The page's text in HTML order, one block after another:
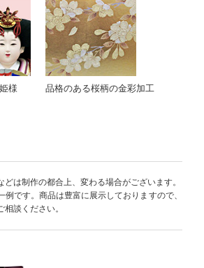
様 品格のある桜柄の金彩加工
どは制作の都合上、変わる場合がございます。
です。商品は豊富に展示しておりますので、
談ください。